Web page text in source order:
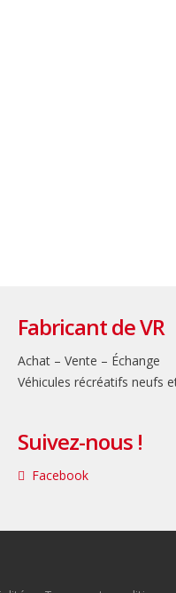
Fabricant de VR
Achat – Vente – Échange
Véhicules récréatifs neufs
Suivez-nous !
Facebook